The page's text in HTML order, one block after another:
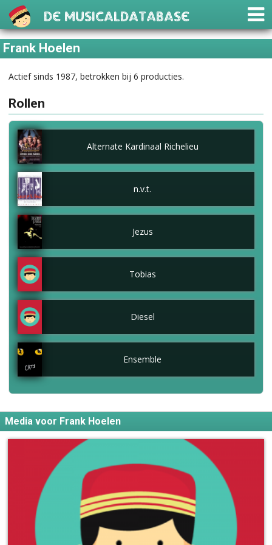
De Musicaldatabase
Frank Hoelen
Actief sinds 1987, betrokken bij 6 producties.
Rollen
Alternate Kardinaal Richelieu
n.v.t.
Jezus
Tobias
Diesel
Ensemble
Media voor Frank Hoelen